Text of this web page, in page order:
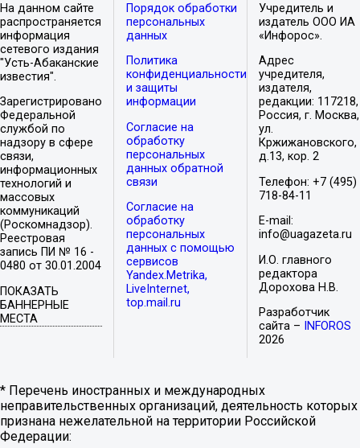
На данном сайте
распространяется
информация
сетевого издания
"Усть-Абаканские
известия".
Зарегистрировано
Федеральной
службой по
надзору в сфере
связи,
информационных
технологий и
массовых
коммуникаций
(Роскомнадзор).
Реестровая
запись ПИ № 16 -
0480 от 30.01.2004
ПОКАЗАТЬ
БАННЕРНЫЕ
МЕСТА
Порядок обработки
персональных
данных
Политика
конфиденциальности
и защиты
информации
Согласие на
обработку
персональных
данных обратной
связи
Согласие на
обработку
персональных
данных с помощью
сервисов
Yandex.Metrika,
LiveInternet,
top.mail.ru
Учредитель и
издатель ООО ИА
«Инфорос».
Адрес
учредителя,
издателя,
редакции: 117218,
Россия, г. Москва,
ул.
Кржижановского,
д.13, кор. 2
Телефон: +7 (495)
718-84-11
E-mail:
info@uagazeta.ru
И.О. главного
редактора
Дорохова Н.В.
Разработчик
сайта –
INFOROS
2026
* Перечень иностранных и международных
неправительственных организаций, деятельность которых
признана нежелательной на территории Российской
Федерации: